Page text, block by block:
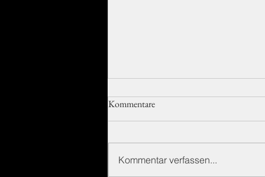
Elektromotor „Hyper“
Kommentare
Kommentar verfassen...